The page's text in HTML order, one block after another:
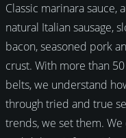
Classic marinara
natural Italian sausage,
bacon, seasoned pork
crust. With more than
belts, we understand
through tried and true
trends, we set them.